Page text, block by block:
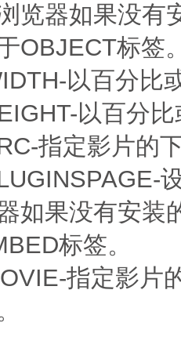
览器如果没有
OBJECT标签
以百分比
以百分
指定影片的
如果没有安装
标签。
指定影片